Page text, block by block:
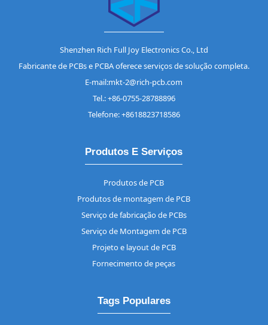
Shenzhen Rich Full Joy Electronics Co., Ltd
Fabricante de PCBs e PCBA oferece serviços de solução completa.
E-mail:mkt-2@rich-pcb.com
Tel.: +86-0755-28788896
Telefone: +8618823718586
Produtos E Serviços
Produtos de PCB
Produtos de montagem de PCB
Serviço de fabricação de PCBs
Serviço de Montagem de PCB
Projeto e layout de PCB
Fornecimento de peças
Tags Populares